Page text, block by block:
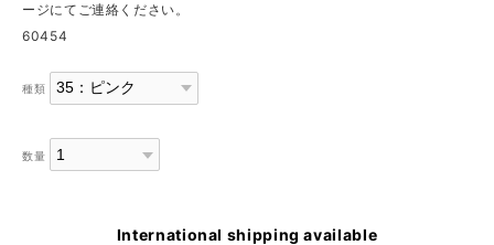
ージにてご連絡ください。
60454
種類
数量
International shipping available